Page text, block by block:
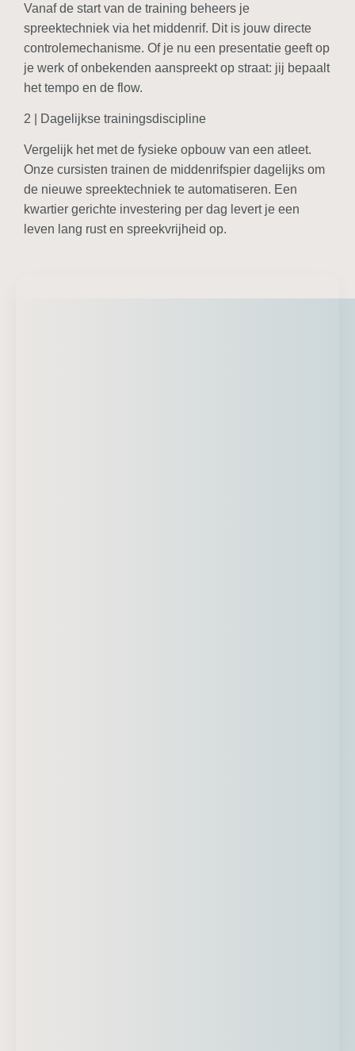
Vanaf de start van de training beheers je
spreektechniek via het middenrif. Dit is jouw directe
controlemechanisme. Of je nu een presentatie geeft op
je werk of onbekenden aanspreekt op straat: jij bepaalt
het tempo en de flow.
2 | Dagelijkse trainingsdiscipline
Vergelijk het met de fysieke opbouw van een atleet.
Onze cursisten trainen de middenrifspier dagelijks om
de nieuwe spreektechniek te automatiseren. Een
kwartier gerichte investering per dag levert je een
leven lang rust en spreekvrijheid op.